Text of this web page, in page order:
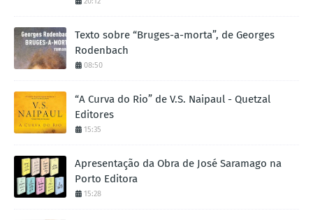
Texto sobre “Bruges-a-morta”, de Georges
Rodenbach
08:50
“A Curva do Rio” de V.S. Naipaul - Quetzal
Editores
15:35
Apresentação da Obra de José Saramago na
Porto Editora
15:28